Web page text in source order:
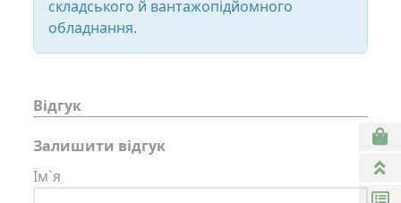
складського й вантажопідйомного
обладнання.
Відгук
Залишити відгук
Ім`я